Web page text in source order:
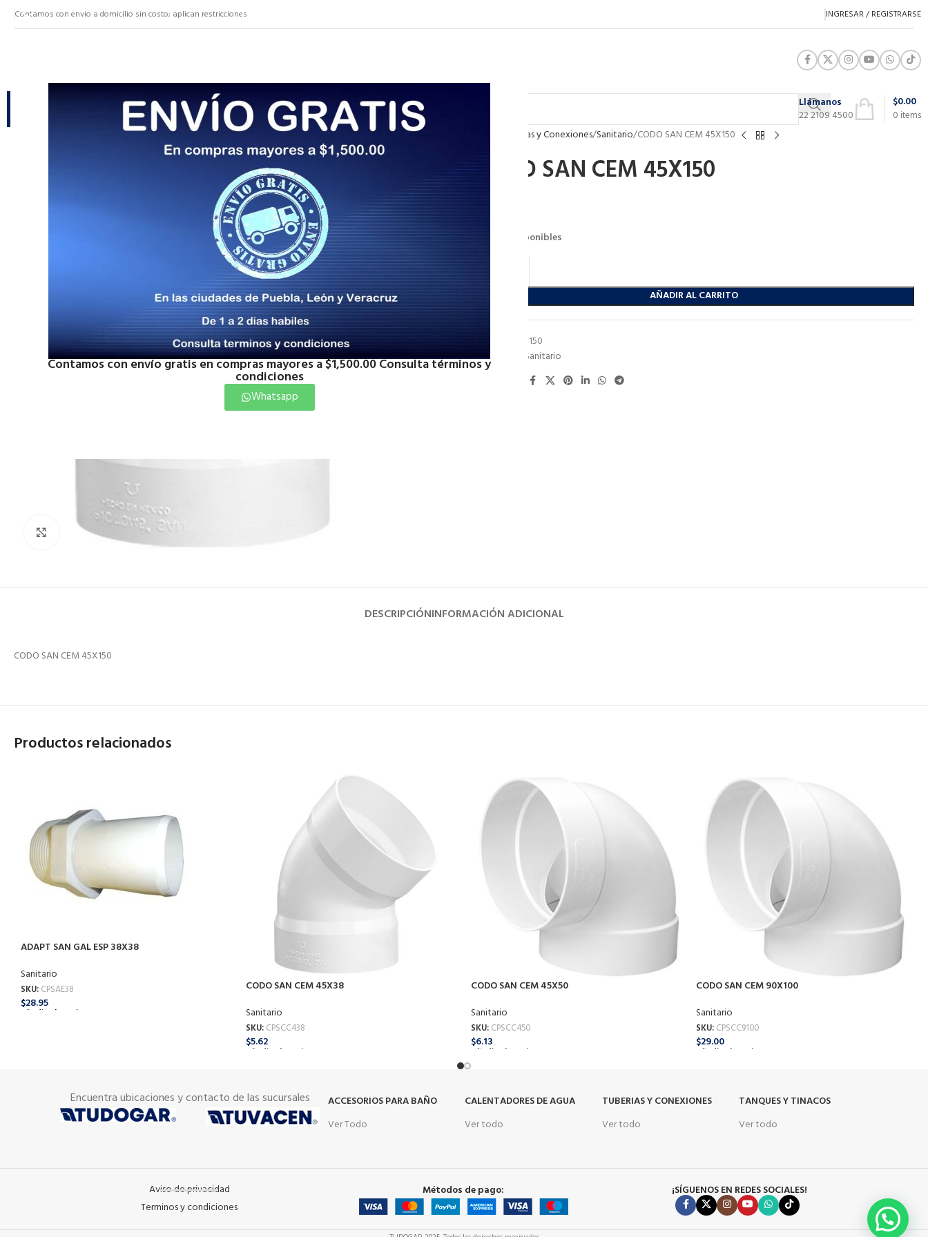
Contamos con envío gratis en compras mayores a $1,500.00 Consulta términos y
condiciones
Whatsapp
Contamos con envio a domicilio sin costo; aplican restricciones INGRESAR / REGISTRARSE
NUESTRAS CATEGORÍAS
CATEGORÍAS
Llámanos
22 2109 4500
0 items
$0.00
Click to enlarge
Tuberias y Conexiones Sanitario CODO SAN CEM 45X150
CODO SAN CEM 45X150
2556 disponibles
AÑADIR AL CARRITO
CPSCC4150
Categoría:
Sanitario
DESCRIPCIÓNINFORMACIÓN ADICIONAL
CODO SAN CEM 45X150
Productos relacionados
ADAPT SAN GAL ESP 38X38
Sanitario
SKU: CPSAE38
$28.95
Añadir Al Carrito
CODO SAN CEM 45X38
Sanitario
SKU: CPSCC438
$5.62
Añadir Al Carrito
CODO SAN CEM 45X50
Sanitario
SKU: CPSCC450
$6.13
Añadir Al Carrito
CODO SAN CEM 90X100
Sanitario
SKU: CPSCC9100
$29.00
Añadir Al Carrito
Encuentra ubicaciones y contacto de las sucursales
ACCESORIOS PARA BAÑO
Ver Todo
CALENTADORES DE AGUA
Ver todo
TUBERIAS Y CONEXIONES
Ver todo
TANQUES Y TINACOS
Ver todo
Aviso de privacidad
Terminos y condiciones
Métodos de pago: ¡SÍGUENOS EN REDES SOCIALES!